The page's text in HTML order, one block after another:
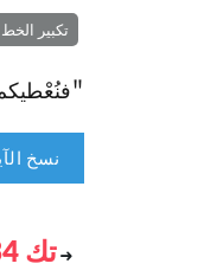
تكبير
"فنُعْطيكم
نسخ
تك 34: 17